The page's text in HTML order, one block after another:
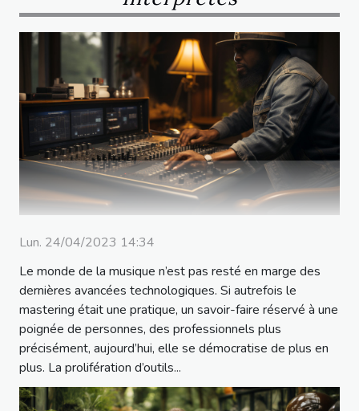
Lun. 24/04/2023 14:34
Le monde de la musique n’est pas resté en marge des
dernières avancées technologiques. Si autrefois le
mastering était une pratique, un savoir-faire réservé à une
poignée de personnes, des professionnels plus
précisément, aujourd’hui, elle se démocratise de plus en
plus. La prolifération d’outils...